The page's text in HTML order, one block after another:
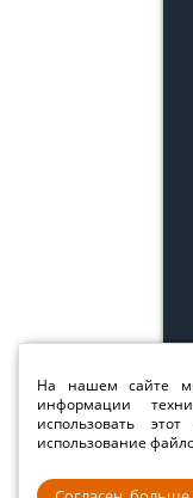
На нашем сайте
информации
использовать
использование